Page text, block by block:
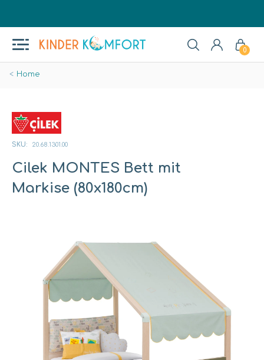
0
Home
Cilek MONTES Bett mit
Markise (80x180cm)
SKU: 20.68.1301.00